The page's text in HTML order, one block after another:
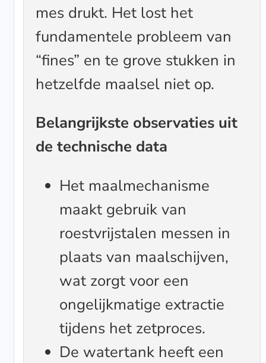
mes drukt. Het lost het
fundamentele probleem van
“fines” en te grove stukken in
hetzelfde maalsel niet op.
Belangrijkste observaties uit
de technische data
Het maalmechanisme
maakt gebruik van
roestvrijstalen messen in
plaats van maalschijven,
wat zorgt voor een
ongelijkmatige extractie
tijdens het zetproces.
De watertank heeft een